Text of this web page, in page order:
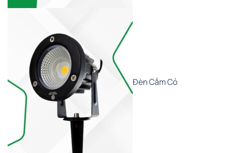
Đèn Cắm Cỏ